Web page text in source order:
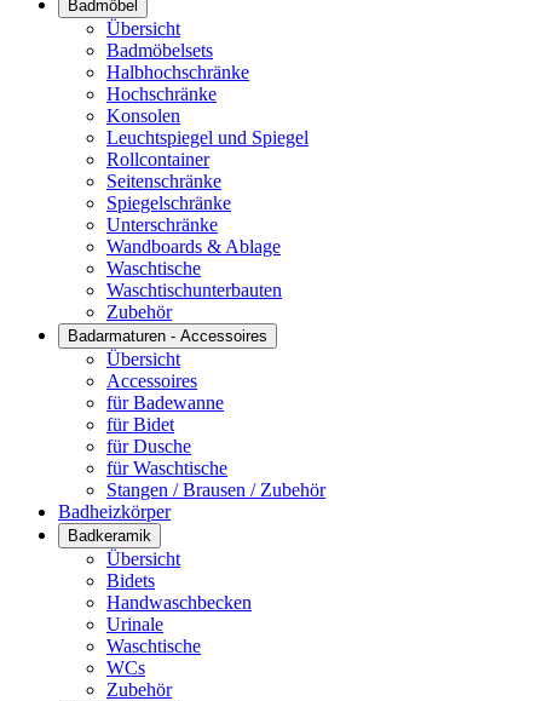
Badmöbel
Übersicht
Badmöbelsets
Halbhochschränke
Hochschränke
Konsolen
Leuchtspiegel und Spiegel
Rollcontainer
Seitenschränke
Spiegelschränke
Unterschränke
Wandboards & Ablage
Waschtische
Waschtischunterbauten
Zubehör
Badarmaturen - Accessoires
Übersicht
Accessoires
für Badewanne
für Bidet
für Dusche
für Waschtische
Stangen / Brausen / Zubehör
Badheizkörper
Badkeramik
Übersicht
Bidets
Handwaschbecken
Urinale
Waschtische
WCs
Zubehör